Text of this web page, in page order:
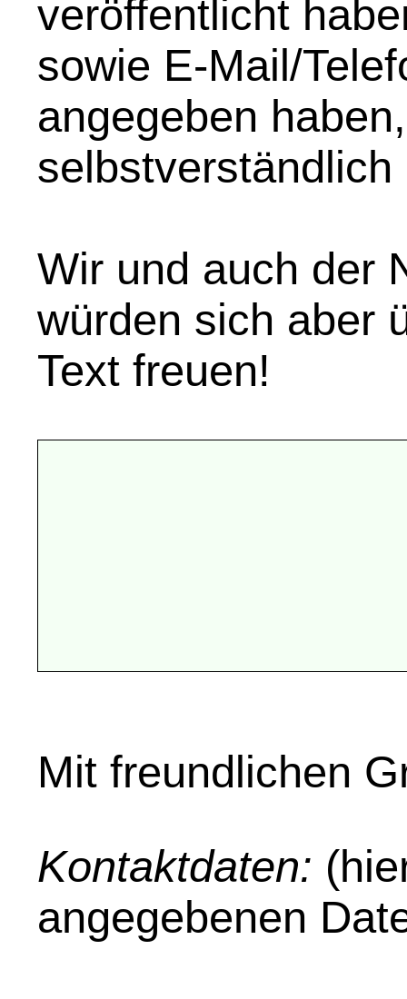
veröffentlicht
sowie E-Mail/
angegeben
Wir und auch der
würden sich aber
Text freuen!
Mit freundlichen
Kontaktdaten:
angegebenen